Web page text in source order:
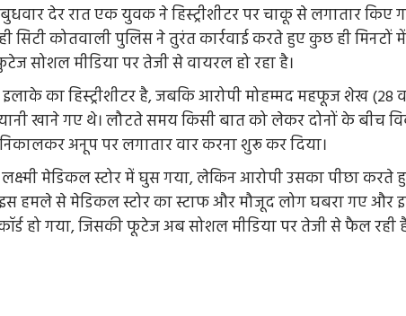
देर रात एक युवक ने हिस्ट्रीशीटर पर चाकू से लगातार किए
सिटी कोतवाली पुलिस ने तुरंत कार्रवाई करते हुए कुछ ही मिनटों में
सोशल मीडिया पर तेजी से वायरल हो रहा है।
का हिस्ट्रीशीटर है, जबकि आरोपी मोहम्मद महफूज शेख (28
खाने गए थे। लौटते समय किसी बात को लेकर दोनों के बीच
अनूप पर लगातार वार करना शुरू कर दिया।
मेडिकल स्टोर में घुस गया, लेकिन आरोपी उसका पीछा करते
हमले से मेडिकल स्टोर का स्टाफ और मौजूद लोग घबरा गए और
हो गया, जिसकी फूटेज अब सोशल मीडिया पर तेजी से फैल रही